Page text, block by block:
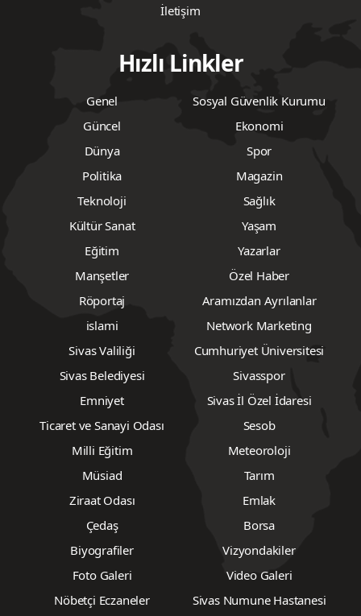
İletişim
Hızlı Linkler
Genel
Sosyal Güvenlik Kurumu
Güncel
Ekonomi
Dünya
Spor
Politika
Magazin
Teknoloji
Sağlık
Kültür Sanat
Yaşam
Eğitim
Yazarlar
Manşetler
Özel Haber
Röportaj
Aramızdan Ayrılanlar
islami
Network Marketing
Sivas Valiliği
Cumhuriyet Üniversitesi
Sivas Belediyesi
Sivasspor
Emniyet
Sivas İl Özel İdaresi
Ticaret ve Sanayi Odası
Sesob
Milli Eğitim
Meteoroloji
Müsiad
Tarım
Ziraat Odası
Emlak
Çedaş
Borsa
Biyografiler
Vizyondakiler
Foto Galeri
Video Galeri
Nöbetçi Eczaneler
Sivas Numune Hastanesi